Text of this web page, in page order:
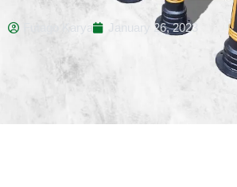
Futago Karya January 26, 2023